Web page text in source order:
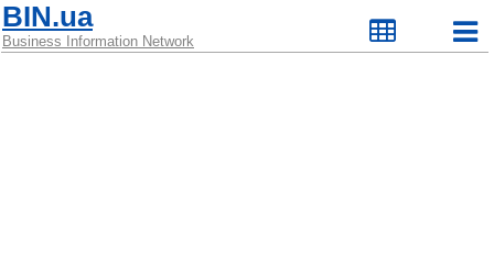
BIN.ua
Business Information Network